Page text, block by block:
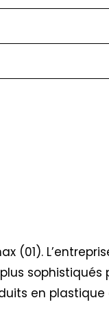
(01).
sophistiqués
en